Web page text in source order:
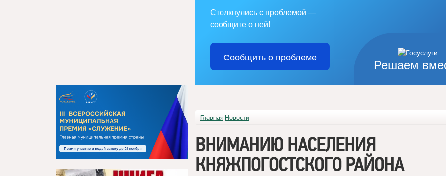
Решаем
Столкнулись с проблемой —
сообщите о ней!
Сообщить о проблеме
Главная Новости
ВНИМАНИЮ НАСЕЛЕНИЯ
КНЯЖПОГОСТСКОГО РАЙОНА